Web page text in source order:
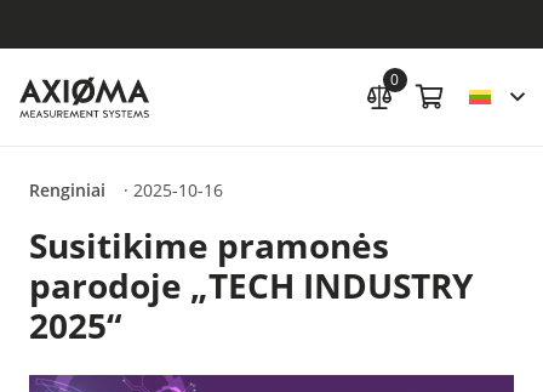
0
Renginiai · 2025-10-16
Susitikime pramonės
parodoje „TECH INDUSTRY
2025“